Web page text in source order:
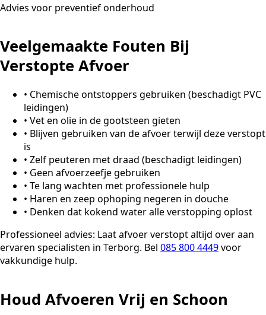
Advies voor preventief onderhoud
Veelgemaakte Fouten Bij
Verstopte Afvoer
• Chemische ontstoppers gebruiken (beschadigt PVC
leidingen)
• Vet en olie in de gootsteen gieten
• Blijven gebruiken van de afvoer terwijl deze verstopt
is
• Zelf peuteren met draad (beschadigt leidingen)
• Geen afvoerzeefje gebruiken
• Te lang wachten met professionele hulp
• Haren en zeep ophoping negeren in douche
• Denken dat kokend water alle verstopping oplost
Professioneel advies: Laat afvoer verstopt altijd over aan
ervaren specialisten in Terborg. Bel 085 800 4449voor
vakkundige hulp.
Houd Afvoeren Vrij en Schoon